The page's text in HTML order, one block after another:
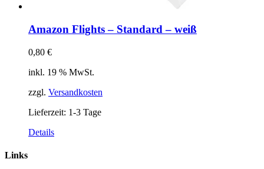
Amazon Flights – Standard – weiß
0,80 €
inkl. 19 % MwSt.
zzgl. Versandkosten
Lieferzeit: 1-3 Tage
Details
Links